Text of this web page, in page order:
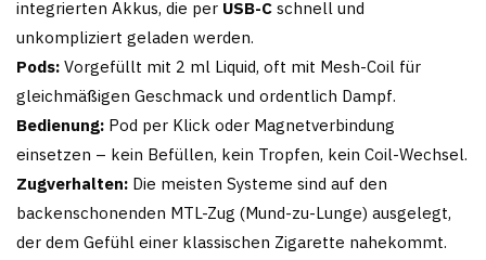
integrierten Akkus, die per USB-C schnell und
unkompliziert geladen werden.
Pods: Vorgefüllt mit 2 ml Liquid, oft mit Mesh-Coil für
gleichmäßigen Geschmack und ordentlich Dampf.
Bedienung: Pod per Klick oder Magnetverbindung
einsetzen – kein Befüllen, kein Tropfen, kein Coil-Wechsel.
Zugverhalten: Die meisten Systeme sind auf den
backenschonenden MTL-Zug (Mund-zu-Lunge) ausgelegt,
der dem Gefühl einer klassischen Zigarette nahekommt.